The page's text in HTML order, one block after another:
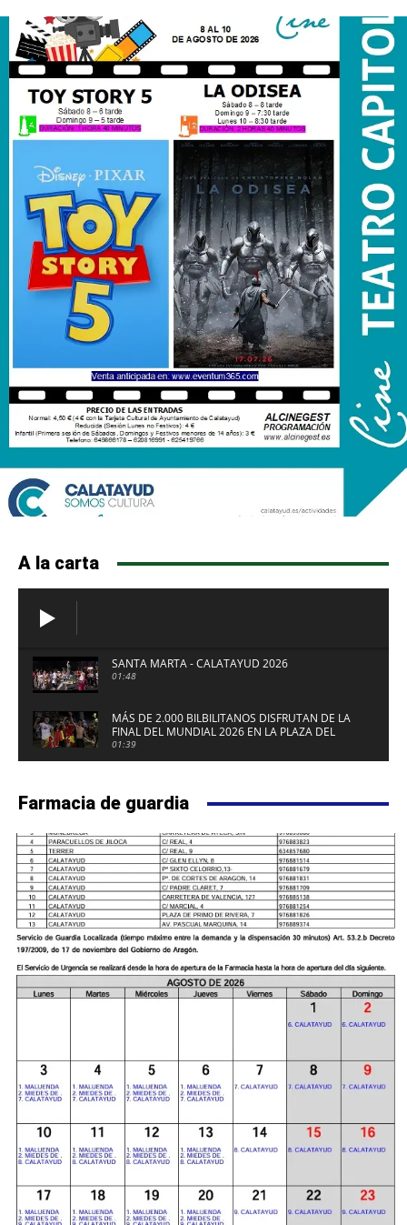
A la carta
SANTA MARTA - CALATAYUD 2026
01:48
MÁS DE 2.000 BILBILITANOS DISFRUTAN DE LA
FINAL DEL MUNDIAL 2026 EN LA PLAZA DEL
FUERTE DE CALATAYUD
01:39
Farmacia de guardia